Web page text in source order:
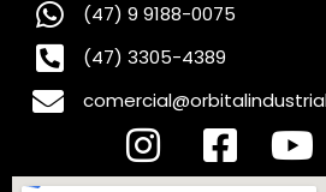
(47) 9 9188-0075
(47) 3305-4389